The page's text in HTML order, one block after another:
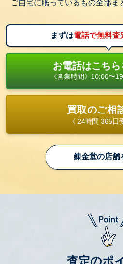
ご自宅に眠っているもの全部ま
まずは電話で無料査
お電話はこち
《営業時間》10:00〜
買取のご相
《 24時間 365日
錬金堂の店舗
査定のポ